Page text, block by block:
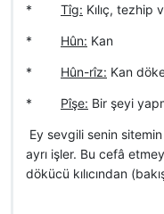
* Tîg: Kılıç,
* Hûn: Kan
* Hûn-rîz: Kan
* Pîşe: Bir şeyi
 Ey sevgili senin
ayrı işler. Bu cefâ
dökücü kılıcından